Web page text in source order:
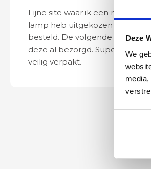
Deze
We
Fijne site waar ik een mooie
lamp heb uitgekozen en
besteld. De volgende dag werd
deze al bezorgd. Super netjes
veilig verpakt.